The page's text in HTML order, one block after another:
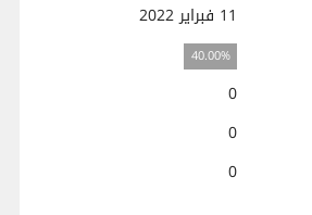
11 فبراير 2022
40.00%
0
0
0